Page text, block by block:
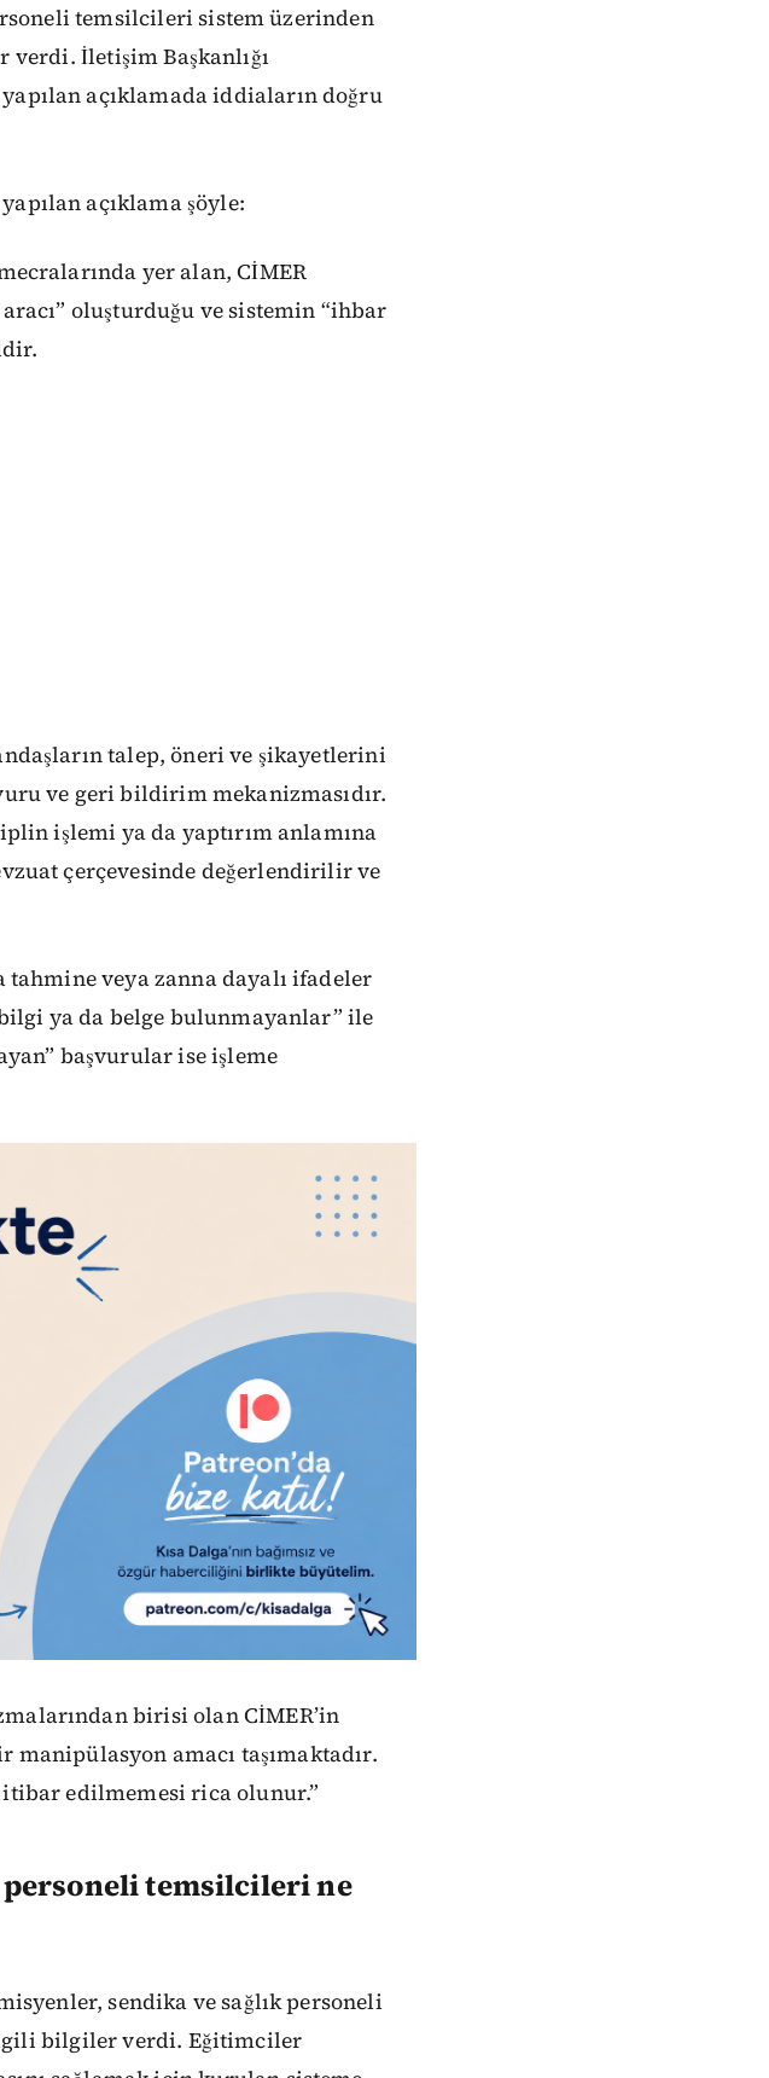
temsilcileri sistem üzerinden
İletişim Başkanlığı
açıklamada iddiaların doğru
açıklama şöyle:
yer alan, CİMER
oluşturduğu ve sistemin “ihbar
talep, öneri ve şikayetlerini
ve geri bildirim mekanizmasıdır.
işlemi ya da yaptırım anlamına
çerçevesinde değerlendirilir ve
tahmine veya zanna dayalı ifadeler
ya da belge bulunmayanlar” ile
başvurular ise işleme
birisi olan CİMER’in
manipülasyon amacı taşımaktadır.
edilmemesi rica olunur.”
temsilcileri ne
sendika ve sağlık personeli
bilgiler verdi. Eğitimciler